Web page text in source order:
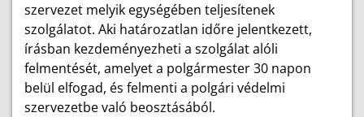
szervezet melyik egységében teljesítenek
szolgálatot. Aki határozatlan időre jelentkezett,
írásban kezdeményezheti a szolgálat alóli
felmentését, amelyet a polgármester 30 napon
belül elfogad, és felmenti a polgári védelmi
szervezetbe való beosztásából.